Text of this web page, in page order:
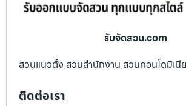
รับจัดสวน.com
สวนแนวตั้ง สวนสำนักงาน สวนคอนโดมิเนี
ติดต่อเรา